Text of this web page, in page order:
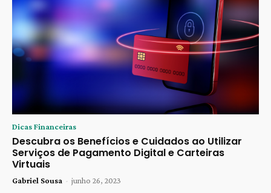
Dicas Financeiras
Descubra os Benefícios e Cuidados ao Utilizar
Serviços de Pagamento Digital e Carteiras
Virtuais
Gabriel Sousa - junho 26, 2023